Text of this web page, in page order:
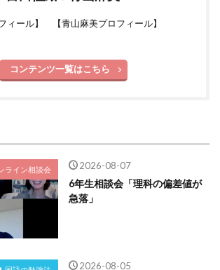
ィール】 【青山麻美プロフィール】
コンテンツ一覧はこちら
ライン相談会 2026-08-07
6年生相談会「理科の偏差値が
急落」
2026-08-05